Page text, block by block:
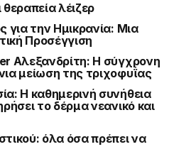
λέιζερ
για την Ημικρανία: Μια
Προσέγγιση
Αλεξανδρίτη: Η σύγχρονη
μείωση της τριχοφυΐας
Η καθημερινή συνήθεια
το δέρμα νεανικό και
όλα όσα πρέπει να